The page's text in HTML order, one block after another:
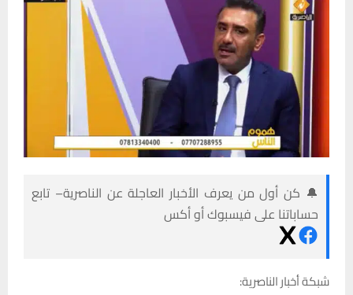
🔔 كن أول من يعرف الأخبار العاجلة عن الناصرية– تابع
حساباتنا على فيسبوك أو أكس
شبكة أخبار الناصرية: